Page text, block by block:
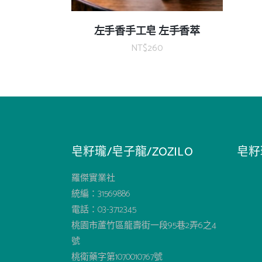
左手香手工皂 左手香萃
NT$260
皂籽瓏/皂子龍/ZOZILO
羅傑實業社
統編：31569886
電話：03-3712345
桃園市蘆竹區龍壽街一段95巷2弄6之4
號
桃衛藥字第1070010767號
皂